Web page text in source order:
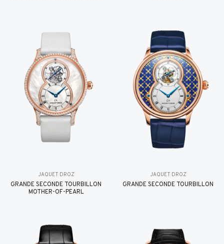
JAQUET DROZ
GRANDE SECONDE TOURBILLON
MOTHER-OF-PEARL
JAQUET DROZ
GRANDE SECONDE TOURBILLON